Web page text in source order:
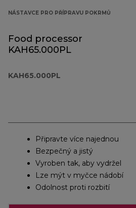
NÁSTAVCE PRO PŘÍPRAVU POKRMŮ
Food processor
KAH65.000PL
KAH65.000PL
Připravte více najednou
Bezpečný a jistý
Vyroben tak, aby vydržel
Lze mýt v myčce nádobí
Odolnost proti rozbití